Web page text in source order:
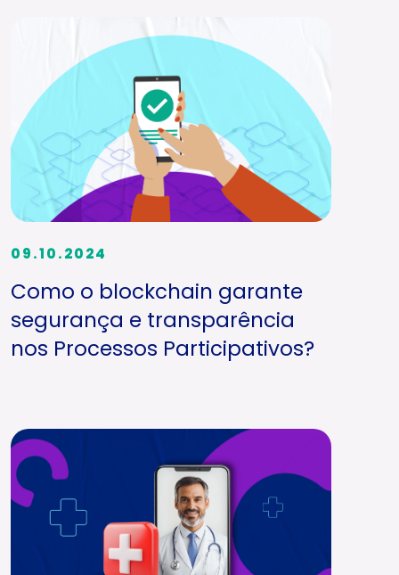
09.10.2024
Como o blockchain garante
segurança e transparência
nos Processos Participativos?